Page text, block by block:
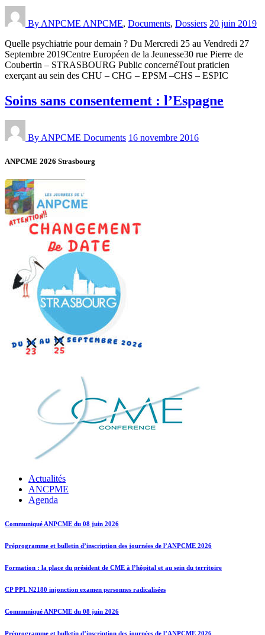
By ANPCME ANPCME, Documents, Dossiers 20 juin 2019
Quelle psychiatrie pour demain ? Du Mercredi 25 au Vendredi 27
Septembre 2019Centre Européen de la Jeunesse30 rue Pierre de
Coubertin – STRASBOURG Public concernéTout praticien
exerçant au sein des CHU – CHG – EPSM –CHS – ESPIC
Soins sans consentement : l’Espagne
By ANPCME Documents 16 novembre 2016
ANPCME 2026 Strasbourg
Actualités
ANCPME
Agenda
Communiqué ANPCME du 08 juin 2026
Préprogramme et bulletin d’inscription des journées de l’ANPCME 2026
Formation : la place du président de CME à l’hôpital et au sein du territoire
CP PPL N2180 injonction examen personnes radicalisées
Communiqué ANPCME du 08 juin 2026
Préprogramme et bulletin d’inscription des journées de l’ANPCME 2026